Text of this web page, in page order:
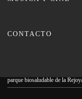
CONTACTO
parque biosaludable de la